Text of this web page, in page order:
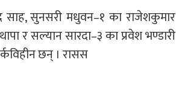
साह, सुनसरी मधुवन–१ का राजेशकुमार
र सल्यान सारदा–३ का प्रवेश भण्डारी
छन् । रासस